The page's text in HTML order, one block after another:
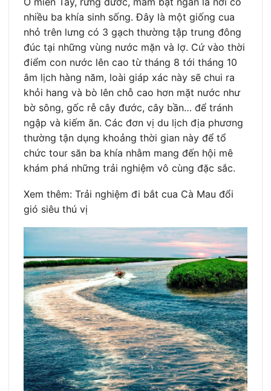
nhiều ba khía sinh sống. Đây là một giống cua
nhỏ trên lưng có 3 gạch thường tập trung đông
đúc tại những vùng nước mặn và lợ. Cứ vào thời
điểm con nước lên cao từ tháng 8 tới tháng 10
âm lịch hàng năm, loài giáp xác này sẽ chui ra
khỏi hang và bò lên chỗ cao hơn mặt nước như
bờ sông, gốc rễ cây đước, cây bần… để tránh
ngập và kiếm ăn. Các đơn vị du lịch địa phương
thường tận dụng khoảng thời gian này để tổ
chức tour săn ba khía nhằm mang đến hội mê
khám phá những trải nghiệm vô cùng đặc sắc.
Xem thêm: Trải nghiệm đi bắt cua Cà Mau đổi
gió siêu thú vị